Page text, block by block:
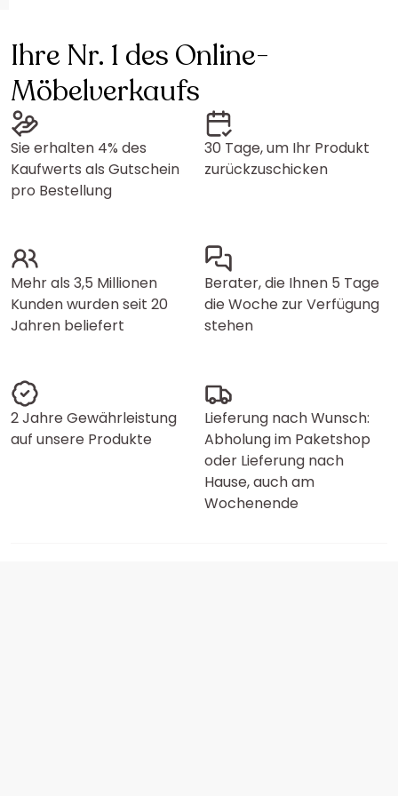
Ihre Nr. 1 des Online-
Möbelverkaufs
Sie erhalten 4% des
Kaufwerts als Gutschein
pro Bestellung
30 Tage, um Ihr Produkt
zurückzuschicken
Mehr als 3,5 Millionen
Kunden wurden seit 20
Jahren beliefert
Berater, die Ihnen 5 Tage
die Woche zur Verfügung
stehen
2 Jahre Gewährleistung
auf unsere Produkte
Lieferung nach Wunsch:
Abholung im Paketshop
oder Lieferung nach
Hause, auch am
Wochenende